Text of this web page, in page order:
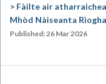
Fàilte air
Mhòd Nàiseanta
Published: 26 Mar 2026